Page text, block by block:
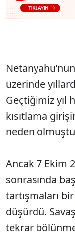
üzerinde
Geçtiğimiz yıl
kısıtlama
neden
Ancak 7 Ekim
sonrasında
tartışmaları
düşürdü.
tekrar